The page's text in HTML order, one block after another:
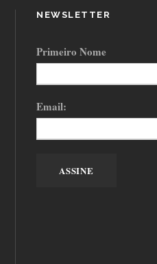
NEWSLETTER
Primeiro Nome
Email: